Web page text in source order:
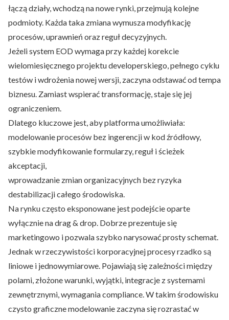
łączą działy, wchodzą na nowe rynki, przejmują kolejne
podmioty. Każda taka zmiana wymusza modyfikację
procesów, uprawnień oraz reguł decyzyjnych.
Jeżeli system EOD wymaga przy każdej korekcie
wielomiesięcznego projektu developerskiego, pełnego cyklu
testów i wdrożenia nowej wersji, zaczyna odstawać od tempa
biznesu. Zamiast wspierać transformację, staje się jej
ograniczeniem.
Dlatego kluczowe jest, aby platforma umożliwiała:
modelowanie procesów bez ingerencji w kod źródłowy,
szybkie modyfikowanie formularzy, reguł i ścieżek
akceptacji,
wprowadzanie zmian organizacyjnych bez ryzyka
destabilizacji całego środowiska.
Na rynku często eksponowane jest podejście oparte
wyłącznie na drag & drop. Dobrze prezentuje się
marketingowo i pozwala szybko narysować prosty schemat.
Jednak w rzeczywistości korporacyjnej procesy rzadko są
liniowe i jednowymiarowe. Pojawiają się zależności między
polami, złożone warunki, wyjątki, integracje z systemami
zewnętrznymi, wymagania compliance. W takim środowisku
czysto graficzne modelowanie zaczyna się rozrastać w